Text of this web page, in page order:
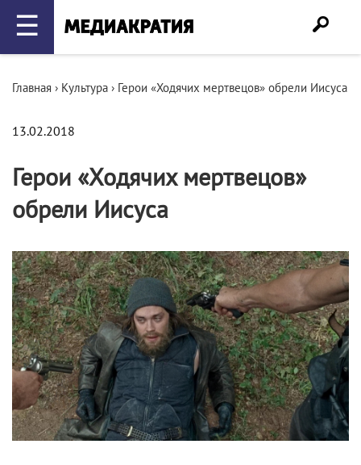
☰
Главная › Культура › Герои «Ходячих мертвецов» обрели Иисуса
13.02.2018
Герои «Ходячих мертвецов»
обрели Иисуса